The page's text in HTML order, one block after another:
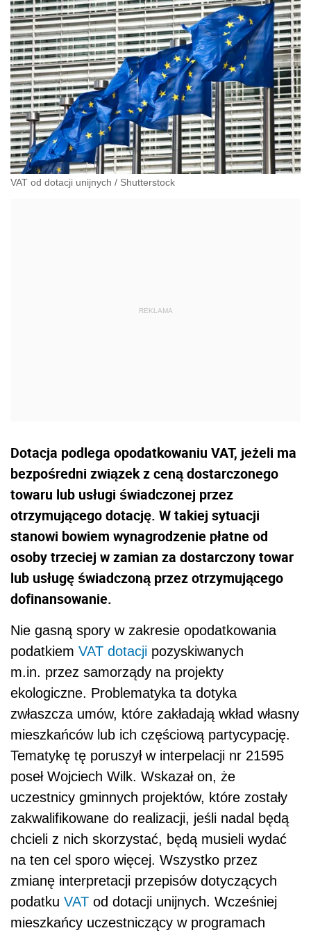
VAT od dotacji unijnych / Shutterstock
Dotacja podlega opodatkowaniu VAT, jeżeli ma
bezpośredni związek z ceną dostarczonego
towaru lub usługi świadczonej przez
otrzymującego dotację. W takiej sytuacji
stanowi bowiem wynagrodzenie płatne od
osoby trzeciej w zamian za dostarczony towar
lub usługę świadczoną przez otrzymującego
dofinansowanie.
Nie gasną spory w zakresie opodatkowania
podatkiem VAT dotacji pozyskiwanych
m.in. przez samorządy na projekty
ekologiczne. Problematyka ta dotyka
zwłaszcza umów, które zakładają wkład własny
mieszkańców lub ich częściową partycypację.
Tematykę tę poruszył w interpelacji nr 21595
poseł Wojciech Wilk. Wskazał on, że
uczestnicy gminnych projektów, które zostały
zakwalifikowane do realizacji, jeśli nadal będą
chcieli z nich skorzystać, będą musieli wydać
na ten cel sporo więcej. Wszystko przez
zmianę interpretacji przepisów dotyczących
podatku VAT od dotacji unijnych. Wcześniej
mieszkańcy uczestniczący w programach